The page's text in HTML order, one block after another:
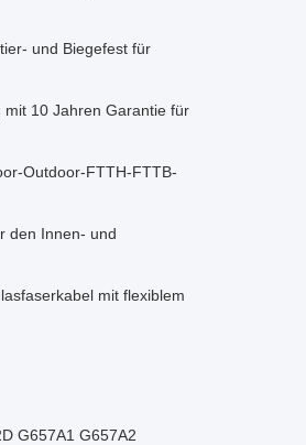
und Biegefest für
10 Jahren Garantie für
Outdoor-FTTH-FTTB-
den Innen- und
mit flexiblem
G657A1 G657A2